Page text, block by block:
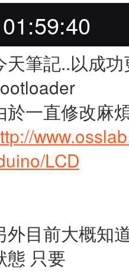
天筆記..以成
於一直修改麻
LCD
外目前大概知
態 只要